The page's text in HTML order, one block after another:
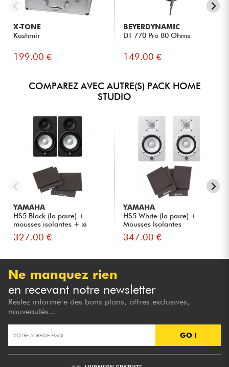
X-TONE
Kashmir
199.00 €
BEYERDYNAMIC
DT 770 Pro 80 Ohms
149.00 €
COMPAREZ AVEC AUTRE(S) PACK HOME
STUDIO
YAMAHA
HS5 Black (la paire) +
mousses isolantes + xi
7000...
327.00 €
YAMAHA
HS5 White (la paire) +
Mousses Isolantes
Moniteurs...
347.00 €
Ne manquez rien
en recevant notre newsletter
Restez informé·e des bons plans, offres exclusives,
nouveautés...
GO !